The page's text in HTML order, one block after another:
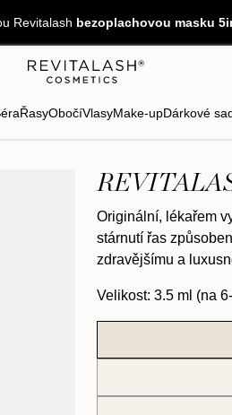
Revitalash bezoplachovou masku
ŘasyObočíVlasyMake-upDárkové
Originální, lékařem
stárnutí řas
zdravějšímu a
Velikost: 3.5 ml (na